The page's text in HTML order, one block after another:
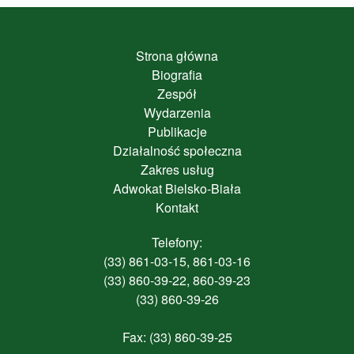
Strona główna
Biografia
Zespół
Wydarzenia
Publikacje
Działalność społeczna
Zakres usług
Adwokat Bielsko-Biała
Kontakt
Telefony:
(33) 861-03-15, 861-03-16
(33) 860-39-22, 860-39-23
(33) 860-39-26
Fax: (33) 860-39-25